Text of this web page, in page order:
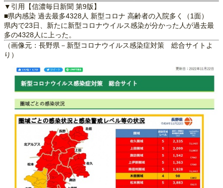
▼引用【信濃毎日新聞 第9版】
■県内感染 過去最多4328人 新型コロナ 高齢者の入院多く（1面）
県内で23日、新たに新型コロナウイルス感染が分かった人が過去最
多の4328人に上った。
（画像元：長野県－新型コロナウイルス感染症対策 総合サイトよ
り）